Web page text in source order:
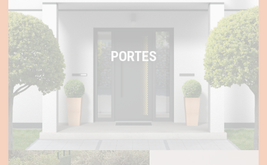
PORTES